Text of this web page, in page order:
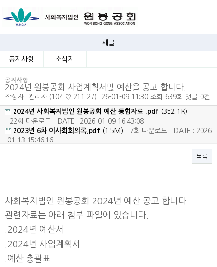
새글
공지사항 소식지
공지사항
2024년 원봉공회 사업계획서및 예산을 공고 합니다.
작성자 관리자 (104.♡.211.27) 26-01-09 11:30 조회 639회 댓글 0건
2024년 사회복지법인 원봉공회 예산 통합자료 .pdf (352.1K)
22회 다운로드
DATE : 2026-01-09 16:43:08
2023년 6차 이사회회의록.pdf (1.5M) 7회 다운로드
DATE : 2026
-01-13 15:46:16
목록
사회복지법인 원봉공회 2024년 예산 공고 합니다.
관련자료는 아래 첨부 파일에 있습니다.
.2024년 예산서
.2024년 사업계획서
.예산 총괄표